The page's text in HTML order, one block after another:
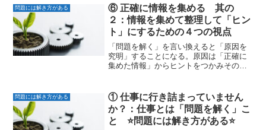
考え方と事例を示す。原因を系統図に書
き出す考えられる原因を系統...
問題には解き方がある
⑥ 正確に情報を集める 其の
２：情報を集めて整理して「ヒン
ト」にするための４つの視点
「問題を解く」を言い換えると「原因を
究明」することになる。原因は「正確に
集めた情報」からヒントをつかみそのヒ
点①全体像②特徴③傾向④変化点で行
う。問題を解くとは「問題を...
問題には解き方がある
① 仕事に行き詰まっていません
か？：仕事とは「問題を解く」こ
と ⭐️問題には解き方がある⭐️